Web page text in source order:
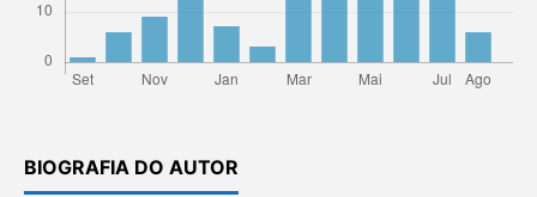
BIOGRAFIA DO AUTOR